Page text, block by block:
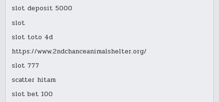
slot deposit 5000
slot
slot toto 4d
https://www.2ndchanceanimalshelter.org/
slot 777
scatter hitam
slot bet 100